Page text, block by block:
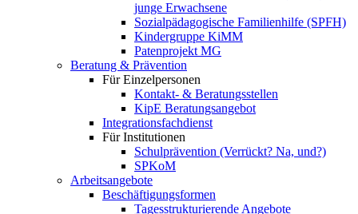
junge Erwachsene
Sozialpädagogische Familienhilfe (SPFH)
Kindergruppe KiMM
Patenprojekt MG
Beratung & Prävention
Für Einzelpersonen
Kontakt- & Beratungsstellen
KipE Beratungsangebot
Integrationsfachdienst
Für Institutionen
Schulprävention (Verrückt? Na, und?)
SPKoM
Arbeitsangebote
Beschäftigungsformen
Tagesstrukturierende Angebote